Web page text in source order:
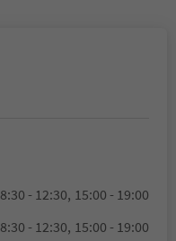
8:30 - 12:30, 15:00 - 19:00
8:30 - 12:30, 15:00 - 19:00